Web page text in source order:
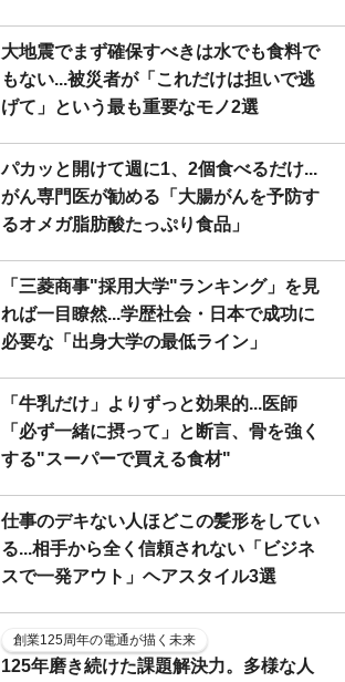
大地震でまず確保すべきは水でも食料で
もない...被災者が「これだけは担いで逃
げて」という最も重要なモノ2選
パカッと開けて週に1、2個食べるだけ...
がん専門医が勧める「大腸がんを予防す
るオメガ脂肪酸たっぷり食品」
「三菱商事"採用大学"ランキング」を見
れば一目瞭然...学歴社会・日本で成功に
必要な「出身大学の最低ライン」
「牛乳だけ」よりずっと効果的...医師
「必ず一緒に摂って」と断言、骨を強く
する"スーパーで買える食材"
仕事のデキない人ほどこの髪形をしてい
る...相手から全く信頼されない「ビジネ
スで一発アウト」ヘアスタイル3選
創業125周年の電通が描く未来
125年磨き続けた課題解決力。多様な人